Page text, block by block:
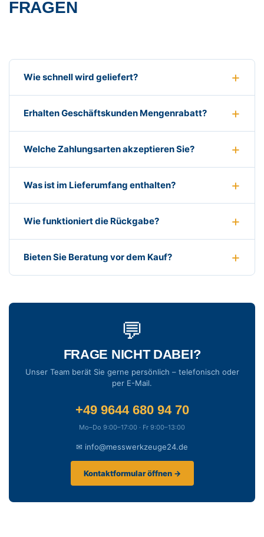
FRAGEN
Wie schnell wird geliefert?
Erhalten Geschäftskunden Mengenrabatt?
Welche Zahlungsarten akzeptieren Sie?
Was ist im Lieferumfang enthalten?
Wie funktioniert die Rückgabe?
Bieten Sie Beratung vor dem Kauf?
💬
FRAGE NICHT DABEI?
Unser Team berät Sie gerne persönlich – telefonisch oder
per E-Mail.
+49 9644 680 94 70
Mo–Do 9:00–17:00 · Fr 9:00–13:00
✉ info@messwerkzeuge24.de
Kontaktformular öffnen →